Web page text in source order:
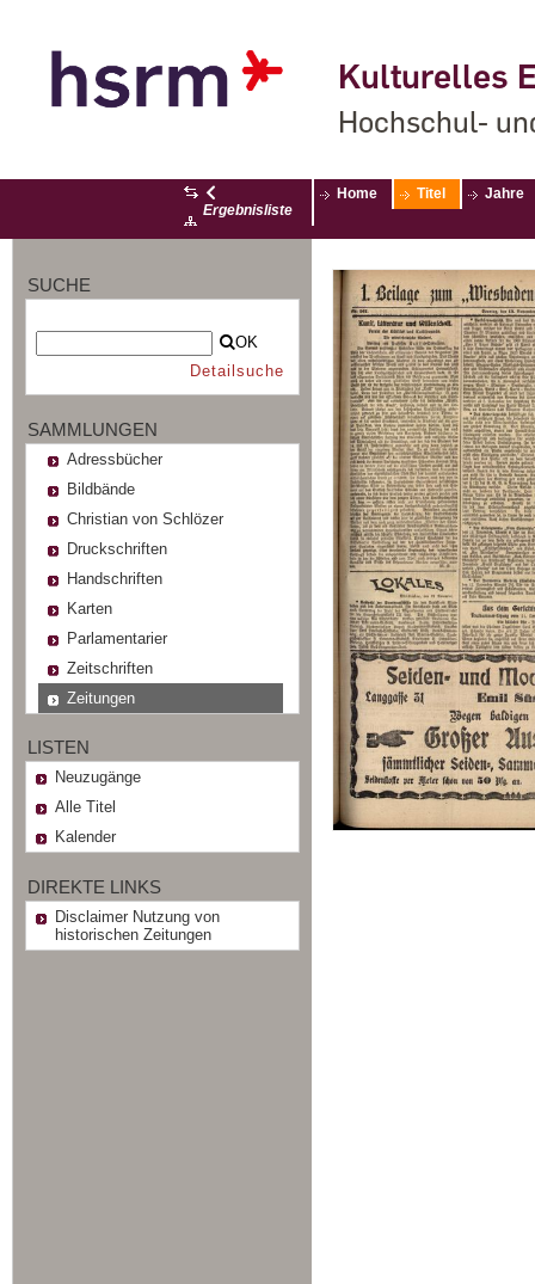
Kulturelles
Hochschul-
Ergebnisliste
Home Titel Jahre
SUCHE
OK
Detailsuche
SAMMLUNGEN
Adressbücher
Bildbände
Christian von Schlözer
Druckschriften
Handschriften
Karten
Parlamentarier
Zeitschriften
Zeitungen
LISTEN
Neuzugänge
Alle Titel
Kalender
DIREKTE LINKS
Disclaimer Nutzung von
historischen Zeitungen